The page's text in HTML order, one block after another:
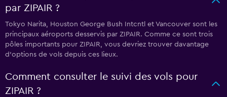
par ZIPAIR ?
Tokyo Narita, Houston George Bush Intcntl et Vancouver sont les
principaux aéroports desservis par ZIPAIR. Comme ce sont trois
pôles importants pour ZIPAIR, vous devriez trouver davantage
d'options de vols depuis ces lieux.
Comment consulter le suivi des vols pour
ZIPAIR ?